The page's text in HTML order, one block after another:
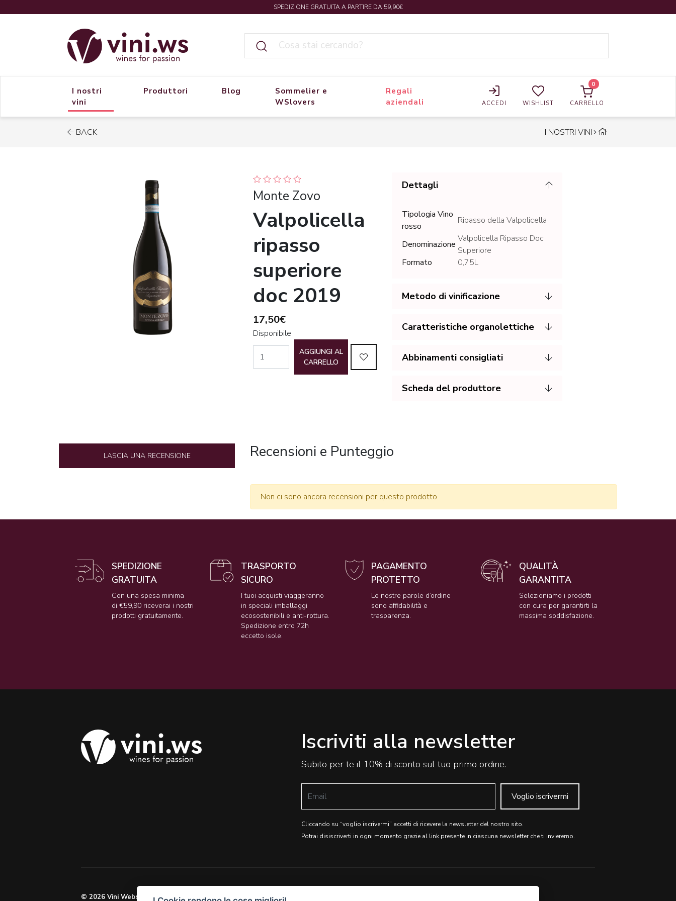
SPEDIZIONE GRATUITA A PARTIRE DA 59,90€
I nostri
vini
Produttori Blog
Sommelier e
WSlovers
Regali
aziendali
ACCEDI WISHLIST
0
CARRELLO
BACK I NOSTRI VINI
Monte Zovo
Valpolicella
ripasso
superiore
doc 2019
17,50€
Disponibile
AGGIUNGI AL
CARRELLO
Dettagli
Tipologia Vino
rosso
Ripasso della Valpolicella
Denominazione
Valpolicella Ripasso Doc
Superiore
Formato
0,75L
Metodo di vinificazione
Caratteristiche organolettiche
Abbinamenti consigliati
Scheda del produttore
LASCIA UNA RECENSIONE Recensioni e Punteggio
Non ci sono ancora recensioni per questo prodotto.
SPEDIZIONE
GRATUITA
Con una spesa minima
di €59,90 riceverai i nostri
prodotti gratuitamente.
TRASPORTO
SICURO
I tuoi acquisti viaggeranno
in speciali imballaggi
ecosostenibili e anti-rottura.
Spedizione entro 72h
eccetto isole.
PAGAMENTO
PROTETTO
Le nostre parole d’ordine
sono affidabilità e
trasparenza.
QUALITÀ
GARANTITA
Selezioniamo i prodotti
con cura per garantirti la
massima soddisfazione.
Iscriviti alla newsletter
Subito per te il 10% di sconto sul tuo primo ordine.
Voglio iscrivermi
Cliccando su “voglio iscrivermi” accetti di ricevere la newsletter del nostro sito.
Potrai disiscriverti in ogni momento grazie al link presente in ciascuna newsletter che ti invieremo.
© 2026 Vini Webstore